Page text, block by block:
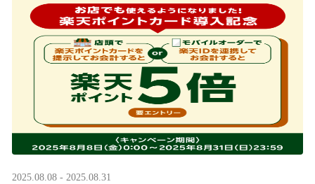
実りの秋らしいほっこりフードも続々登場です♪
涼しい店内で一足早い秋の訪 ···
2025.08.08 - 2025.08.31